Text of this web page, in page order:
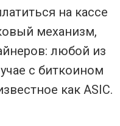
на кассе
механизм,
любой из
с биткоином
как ASIC.